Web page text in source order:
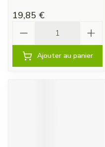
19,85 €
Ajouter au panier